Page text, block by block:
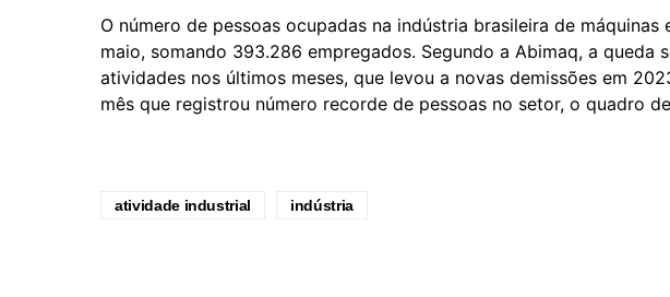
O número de pessoas ocupadas na indústria brasileira de máquinas
maio, somando 393.286 empregados. Segundo a Abimaq, a queda
atividades nos últimos meses, que levou a novas demissões em
mês que registrou número recorde de pessoas no setor, o quadro
atividade industrial indústria